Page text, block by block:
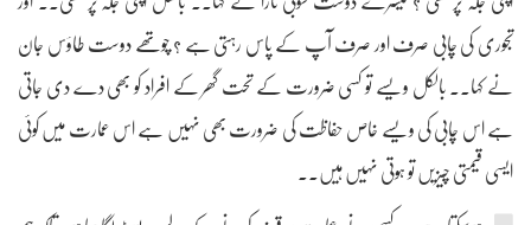
تجوری کی چابی صرف اور صرف آپ کے پاس رہتی ہے ؟ چوتھے دوست طاؤس جان
نے کہا۔۔ بالکل ویسے تو کسی ضرورت کے تحت گھر کے افراد کو بھی دے دی جاتی
ہے اس چابی کی ویسے خاص حفاظت کی ضرورت بھی نہیں ہے اس عمارت میں کوئی
ایسی قیمتی چیزیں تو ہوتی نہیں ہیں۔۔